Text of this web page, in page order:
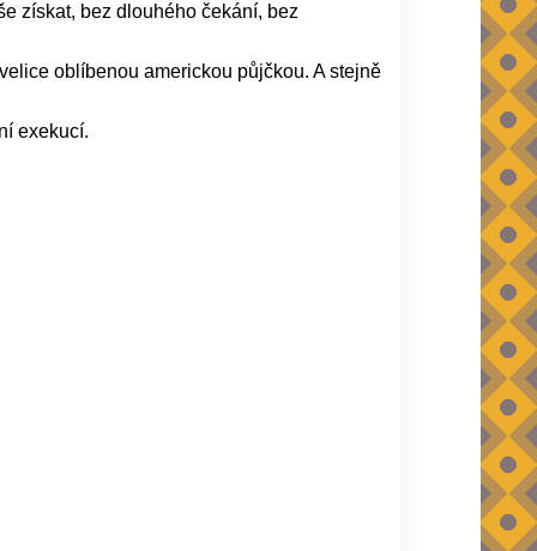
získat, bez dlouhého čekání, bez
oblíbenou americkou půjčkou. A stejně
exekucí.